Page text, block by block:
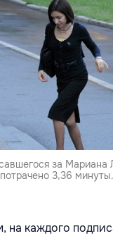
за Мариана
3,36 минуты.
на каждого